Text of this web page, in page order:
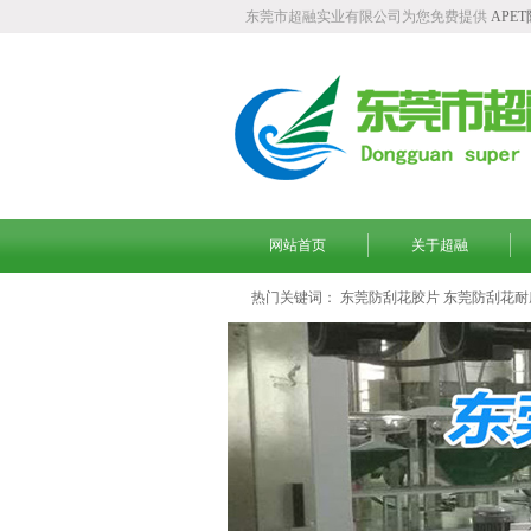
东莞市超融实业有限公司为您免费提供 APET
网站首页 关于超融
热门关键词： 东莞防刮花胶片 东莞防刮花